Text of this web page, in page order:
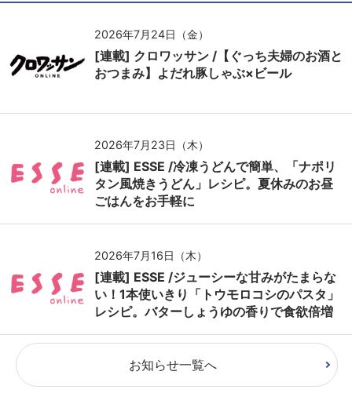
2026年7月24日（金）
[連載] クロワッサン /【ぐっち夫婦のお酒と
おつまみ】よだれ豚しゃぶ×ビール
2026年7月23日（木）
[連載] ESSE /冷凍うどんで簡単、「ナポリ
タン風焼きうどん」レシピ。夏休みのお昼
ごはんをお手軽に
2026年7月16日（木）
[連載] ESSE /ジューシーな甘みがたまらな
い！1本使いきり「トウモロコシのパスタ」
レシピ。バターしょうゆの香りで食欲倍増
お知らせ一覧へ